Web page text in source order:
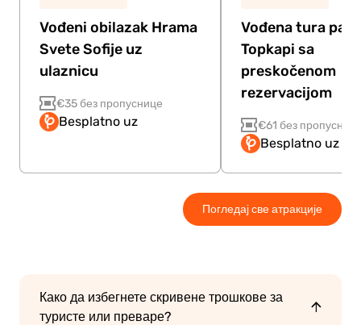
Vođeni obilazak Hrama
Svete Sofije uz
ulaznicu
€35 без пропуснице
Besplatno uz
Vođena tura
Topkapi sa
preskočenom
rezervacijom
€61 без
Besplatno uz
Погледај све атракције
Како да избегнете скривене трошкове за
туристе или преваре?